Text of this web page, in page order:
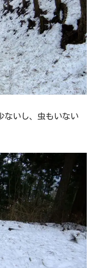
ないし、虫もいない